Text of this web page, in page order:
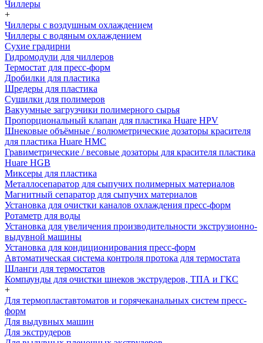
Чиллеры
+
Чиллеры с воздушным охлаждением
Чиллеры с водяным охлаждением
Сухие градирни
Гидромодули для чиллеров
Термостат для пресс-форм
Дробилки для пластика
Шредеры для пластика
Сушилки для полимеров
Вакуумные загрузчики полимерного сырья
Пропорциональный клапан для пластика Huare HPV
Шнековые объёмные / волюметрические дозаторы красителя
для пластика Huare HMC
Гравиметрические / весовые дозаторы для красителя пластика
Huare HGB
Миксеры для пластика
Металлосепаратор для сыпучих полимерных материалов
Магнитный сепаратор для сыпучих материалов
Установка для очистки каналов охлаждения пресс-форм
Ротаметр для воды
Установка для увеличения производительности экструзионно-
выдувной машины
Установка для кондиционирования пресс-форм
Автоматическая система контроля протока для термостата
Шланги для термостатов
Компаунды для очистки шнеков экструдеров, ТПА и ГКС
+
Для термопластавтоматов и горячеканальных систем пресс-
форм
Для выдувных машин
Для экструдеров